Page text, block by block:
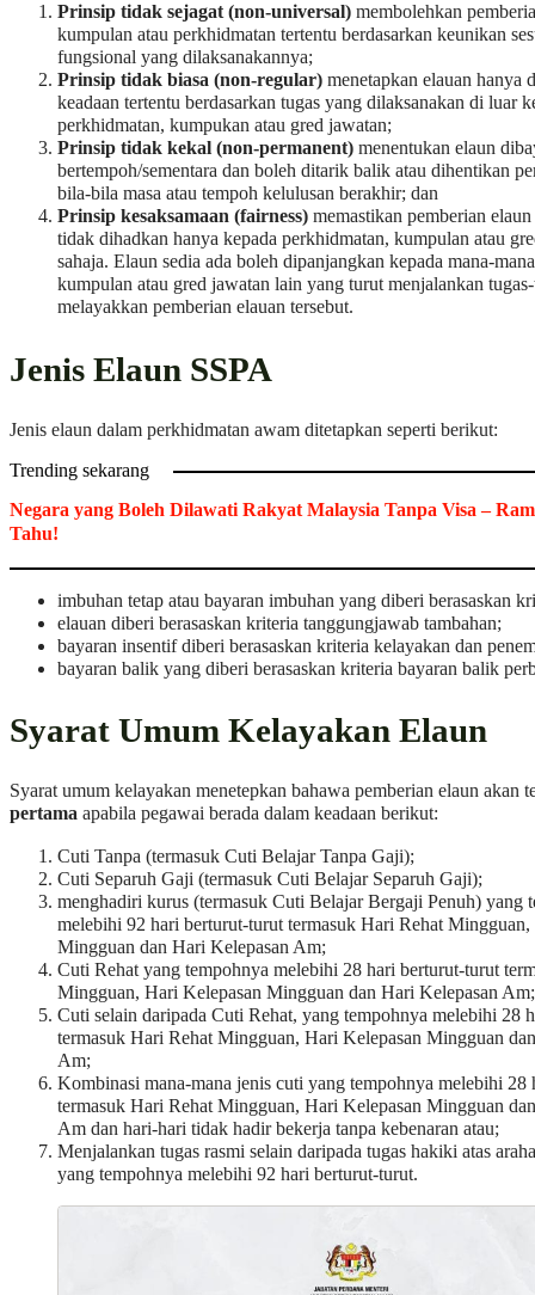
Prinsip tidak sejagat (non-universal) membolehkan
kumpulan atau perkhidmatan tertentu berdasarkan keunikan
fungsional yang dilaksanakannya;
Prinsip tidak biasa (non-regular) menetapkan elauan hanya
keadaan tertentu berdasarkan tugas yang dilaksanakan di luar
perkhidmatan, kumpukan atau gred jawatan;
Prinsip tidak kekal (non-permanent) menentukan elaun
bertempoh/sementara dan boleh ditarik balik atau dihentikan
bila-bila masa atau tempoh kelulusan berakhir; dan
Prinsip kesaksamaan (fairness) memastikan pemberian
tidak dihadkan hanya kepada perkhidmatan, kumpulan atau
sahaja. Elaun sedia ada boleh dipanjangkan kepada mana-
kumpulan atau gred jawatan lain yang turut menjalankan
melayakkan pemberian elauan tersebut.
Jenis Elaun SSPA
Jenis elaun dalam perkhidmatan awam ditetapkan seperti berikut:
Trending sekarang
Negara yang Boleh Dilawati Rakyat Malaysia Tanpa Visa –
Tahu!
imbuhan tetap atau bayaran imbuhan yang diberi berasaskan
elauan diberi berasaskan kriteria tanggungjawab tambahan;
bayaran insentif diberi berasaskan kriteria kelayakan dan
bayaran balik yang diberi berasaskan kriteria bayaran balik
Syarat Umum Kelayakan Elaun
Syarat umum kelayakan menetepkan bahawa pemberian elaun akan
pertama apabila pegawai berada dalam keadaan berikut:
Cuti Tanpa (termasuk Cuti Belajar Tanpa Gaji);
Cuti Separuh Gaji (termasuk Cuti Belajar Separuh Gaji);
menghadiri kurus (termasuk Cuti Belajar Bergaji Penuh) yang
melebihi 92 hari berturut-turut termasuk Hari Rehat
Mingguan dan Hari Kelepasan Am;
Cuti Rehat yang tempohnya melebihi 28 hari berturut-turut
Mingguan, Hari Kelepasan Mingguan dan Hari Kelepasan Am;
Cuti selain daripada Cuti Rehat, yang tempohnya melebihi 28
termasuk Hari Rehat Mingguan, Hari Kelepasan Mingguan
Am;
Kombinasi mana-mana jenis cuti yang tempohnya melebihi 28
termasuk Hari Rehat Mingguan, Hari Kelepasan Mingguan
Am dan hari-hari tidak hadir bekerja tanpa kebenaran atau;
Menjalankan tugas rasmi selain daripada tugas hakiki atas
yang tempohnya melebihi 92 hari berturut-turut.